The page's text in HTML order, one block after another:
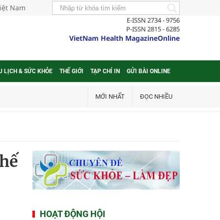
Nam
E-ISSN 2734 - 9756
P-ISSN 2815 - 6285
VietNam Health MagazineOnline
LỊCH & SỨC KHỎE THẾ GIỚI TẠP CHÍ IN GỬI BÀI ONLINE
MỚI NHẤT ĐỌC NHIỀU
HOẠT ĐỘNG HỘI